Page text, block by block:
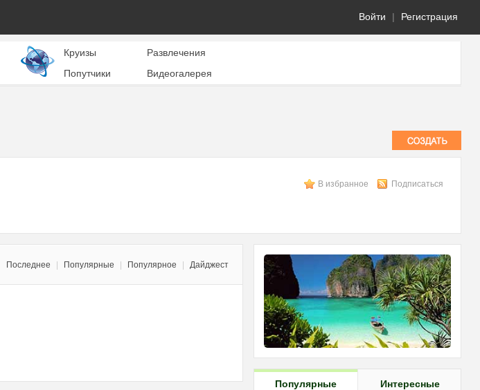
Войти | Регистрация
Круизы
Развлечения
Попутчики
Видеогалерея
В избранное Подписаться
Последнее Популярные Популярное Дайджест
Популярные Интересные